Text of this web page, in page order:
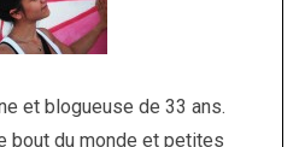
et blogueuse de 33 ans.
bout du monde et petites